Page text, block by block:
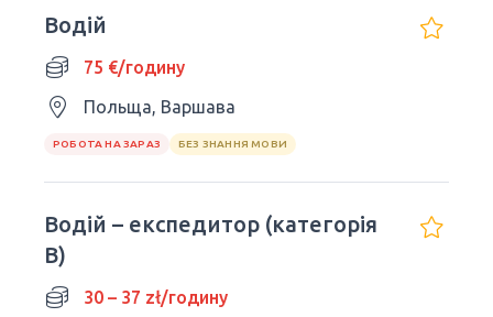
Водій
75 €/годину
Польща, Варшава
РОБОТА НА ЗАРАЗ БЕЗ ЗНАННЯ МОВИ
Водій – експедитор (категорія
В)
30 – 37 zł/годину